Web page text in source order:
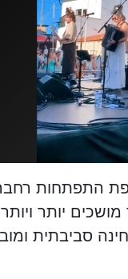
התפתחות
יותר
סביבתית